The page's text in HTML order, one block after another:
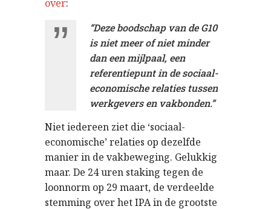
over:
“Deze boodschap van de G10
is niet meer of niet minder
dan een mijlpaal, een
referentiepunt in de sociaal-
economische relaties tussen
werkgevers en vakbonden.”
Niet iedereen ziet die ‘sociaal-
economische’ relaties op dezelfde
manier in de vakbeweging. Gelukkig
maar. De 24 uren staking tegen de
loonnorm op 29 maart, de verdeelde
stemming over het IPA in de grootste